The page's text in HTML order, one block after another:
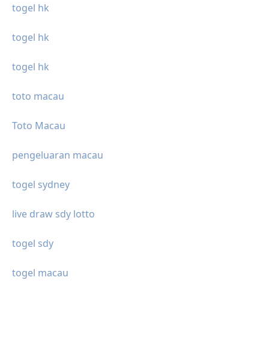
togel hk
togel hk
togel hk
toto macau
Toto Macau
pengeluaran macau
togel sydney
live draw sdy lotto
togel sdy
togel macau